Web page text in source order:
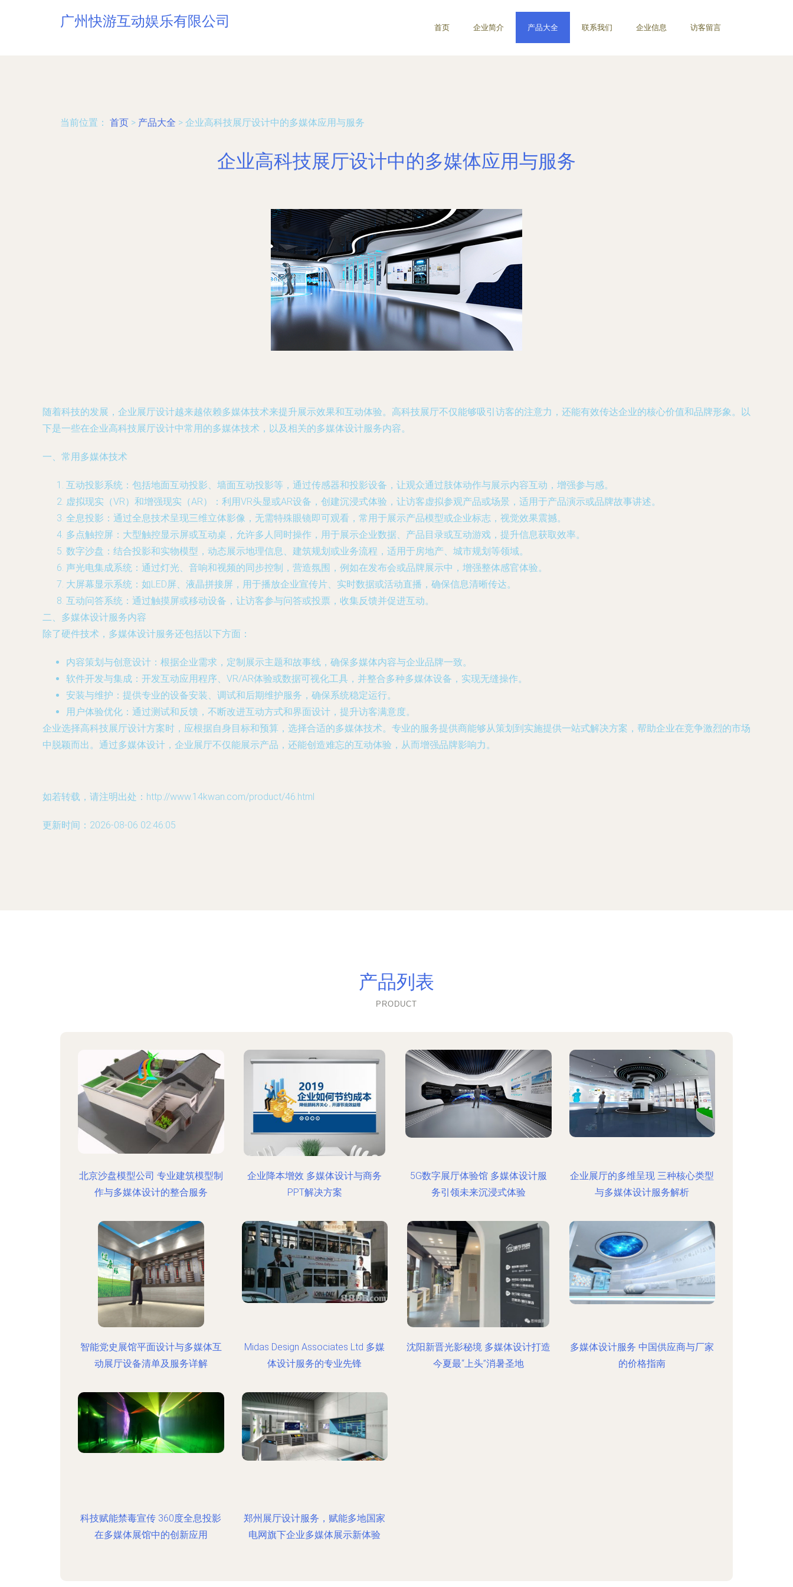
广州快游互动娱乐有限公司 首页 企业简介 产品大全 联系我们 企业信息 访客留言
当前位置： 首页 > 产品大全 > 企业高科技展厅设计中的多媒体应用与服务
企业高科技展厅设计中的多媒体应用与服务
随着科技的发展，企业展厅设计越来越依赖多媒体技术来提升展示效果和互动体验。高科技展厅不仅能够吸引访客的注意力，还能有效传达企业的核心价值和品牌形象。以
下是一些在企业高科技展厅设计中常用的多媒体技术，以及相关的多媒体设计服务内容。
一、常用多媒体技术
互动投影系统：包括地面互动投影、墙面互动投影等，通过传感器和投影设备，让观众通过肢体动作与展示内容互动，增强参与感。
虚拟现实（VR）和增强现实（AR）：利用VR头显或AR设备，创建沉浸式体验，让访客虚拟参观产品或场景，适用于产品演示或品牌故事讲述。
全息投影：通过全息技术呈现三维立体影像，无需特殊眼镜即可观看，常用于展示产品模型或企业标志，视觉效果震撼。
多点触控屏：大型触控显示屏或互动桌，允许多人同时操作，用于展示企业数据、产品目录或互动游戏，提升信息获取效率。
数字沙盘：结合投影和实物模型，动态展示地理信息、建筑规划或业务流程，适用于房地产、城市规划等领域。
声光电集成系统：通过灯光、音响和视频的同步控制，营造氛围，例如在发布会或品牌展示中，增强整体感官体验。
大屏幕显示系统：如LED屏、液晶拼接屏，用于播放企业宣传片、实时数据或活动直播，确保信息清晰传达。
互动问答系统：通过触摸屏或移动设备，让访客参与问答或投票，收集反馈并促进互动。
二、多媒体设计服务内容
除了硬件技术，多媒体设计服务还包括以下方面：
内容策划与创意设计：根据企业需求，定制展示主题和故事线，确保多媒体内容与企业品牌一致。
软件开发与集成：开发互动应用程序、VR/AR体验或数据可视化工具，并整合多种多媒体设备，实现无缝操作。
安装与维护：提供专业的设备安装、调试和后期维护服务，确保系统稳定运行。
用户体验优化：通过测试和反馈，不断改进互动方式和界面设计，提升访客满意度。
企业选择高科技展厅设计方案时，应根据自身目标和预算，选择合适的多媒体技术。专业的服务提供商能够从策划到实施提供一站式解决方案，帮助企业在竞争激烈的市场
中脱颖而出。通过多媒体设计，企业展厅不仅能展示产品，还能创造难忘的互动体验，从而增强品牌影响力。
如若转载，请注明出处：http://www.14kwan.com/product/46.html
更新时间：2026-08-06 02:46:05
产品列表
PRODUCT
北京沙盘模型公司 专业建筑模型制
作与多媒体设计的整合服务
企业降本增效 多媒体设计与商务
PPT解决方案
5G数字展厅体验馆 多媒体设计服
务引领未来沉浸式体验
企业展厅的多维呈现 三种核心类型
与多媒体设计服务解析
智能党史展馆平面设计与多媒体互
动展厅设备清单及服务详解
Midas Design Associates Ltd 多媒
体设计服务的专业先锋
沈阳新晋光影秘境 多媒体设计打造
今夏最“上头”消暑圣地
多媒体设计服务 中国供应商与厂家
的价格指南
科技赋能禁毒宣传 360度全息投影
在多媒体展馆中的创新应用
郑州展厅设计服务，赋能多地国家
电网旗下企业多媒体展示新体验